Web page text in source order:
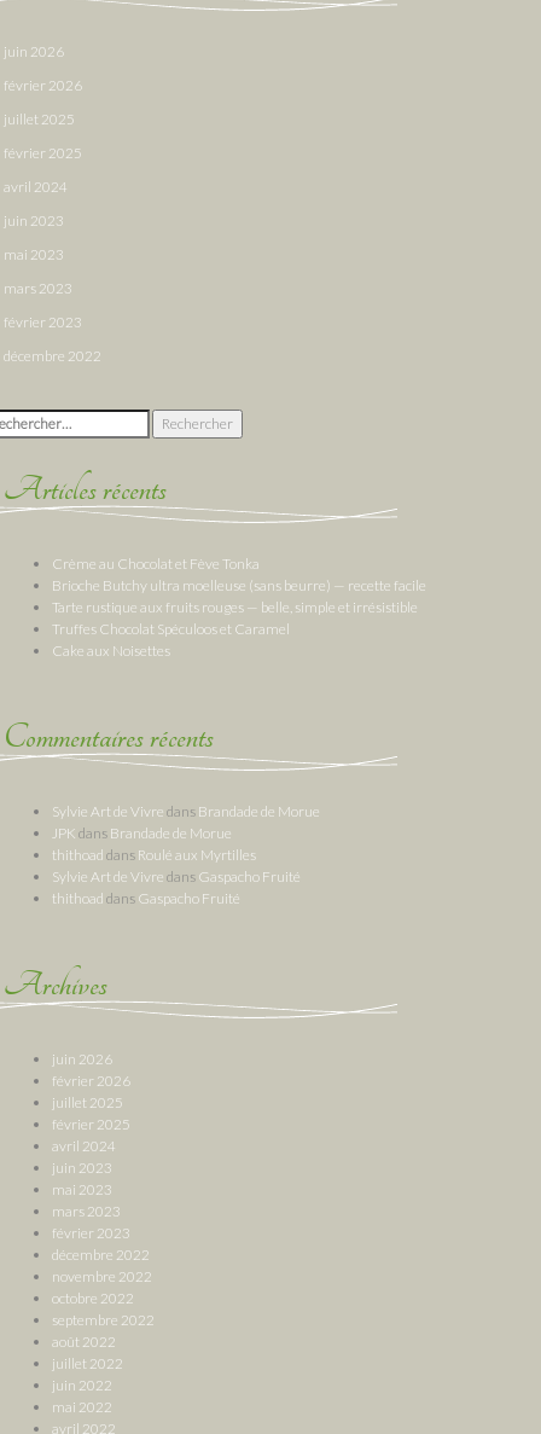
juin 2026
février 2026
juillet 2025
février 2025
avril 2024
juin 2023
mai 2023
mars 2023
février 2023
décembre 2022
:
Articles récents
Crème au Chocolat et Fève Tonka
Brioche Butchy ultra moelleuse (sans beurre) — recette facile
Tarte rustique aux fruits rouges — belle, simple et irrésistible
Truffes Chocolat Spéculoos et Caramel
Cake aux Noisettes
Commentaires récents
Sylvie Art de Vivre dans Brandade de Morue
JPK dans Brandade de Morue
thithoad dans Roulé aux Myrtilles
Sylvie Art de Vivre dans Gaspacho Fruité
thithoad dans Gaspacho Fruité
Archives
juin 2026
février 2026
juillet 2025
février 2025
avril 2024
juin 2023
mai 2023
mars 2023
février 2023
décembre 2022
novembre 2022
octobre 2022
septembre 2022
août 2022
juillet 2022
juin 2022
mai 2022
avril 2022